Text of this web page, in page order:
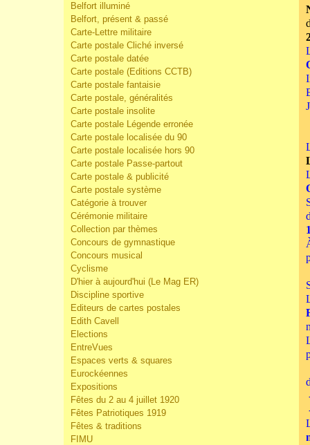
Belfort illuminé
Belfort, présent & passé
Carte-Lettre militaire
Carte postale Cliché inversé
Carte postale datée
Carte postale (Editions CCTB)
Carte postale fantaisie
Carte postale, généralités
Carte postale insolite
Carte postale Légende erronée
Carte postale localisée du 90
Carte postale localisée hors 90
Carte postale Passe-partout
Carte postale & publicité
Carte postale système
Catégorie à trouver
Cérémonie militaire
Collection par thèmes
Concours de gymnastique
Concours musical
Cyclisme
D'hier à aujourd'hui (Le Mag ER)
Discipline sportive
Editeurs de cartes postales
Edith Cavell
Elections
EntreVues
Espaces verts & squares
Eurockéennes
Expositions
Fêtes du 2 au 4 juillet 1920
Fêtes Patriotiques 1919
Fêtes & traditions
FIMU